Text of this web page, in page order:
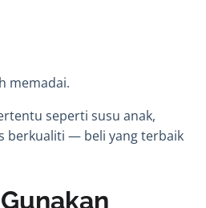
memadai.
seperti susu anak,
berkualiti — beli yang terbaik